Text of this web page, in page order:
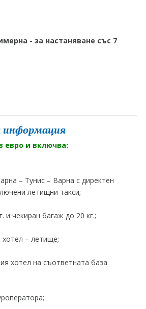
- за настаняване със 7
информация
евро и включва:
– Тунис – Варна с директен
летищни такси;
и чекиран багаж до 20 кг.;
– летище;
хотел на съответната база